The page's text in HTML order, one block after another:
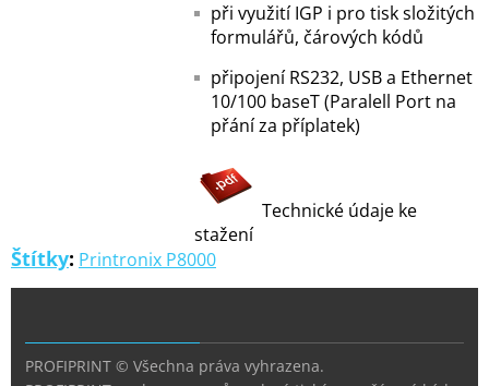
při využití IGP i pro tisk složitých
formulářů, čárových kódů
připojení RS232, USB a Ethernet
10/100 baseT (Paralell Port na
přání za příplatek)
Technické údaje ke
stažení
Štítky: Printronix P8000
PROFIPRINT © Všechna práva vyhrazena.